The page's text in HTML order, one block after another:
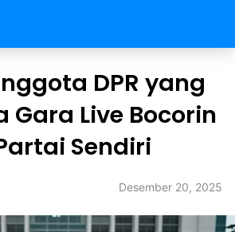
DPR yang
Gara Live Bocorin
Sendiri
Desember 20, 2025